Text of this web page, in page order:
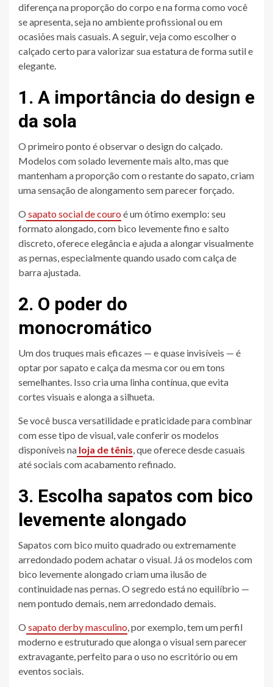
diferença na proporção do corpo e na forma como você
se apresenta, seja no ambiente profissional ou em
ocasiões mais casuais. A seguir, veja como escolher o
calçado certo para valorizar sua estatura de forma sutil e
elegante.
1. A importância do design e
da sola
O primeiro ponto é observar o design do calçado.
Modelos com solado levemente mais alto, mas que
mantenham a proporção com o restante do sapato, criam
uma sensação de alongamento sem parecer forçado.
O sapato social de couro é um ótimo exemplo: seu
formato alongado, com bico levemente fino e salto
discreto, oferece elegância e ajuda a alongar visualmente
as pernas, especialmente quando usado com calça de
barra ajustada.
2. O poder do
monocromático
Um dos truques mais eficazes — e quase invisíveis — é
optar por sapato e calça da mesma cor ou em tons
semelhantes. Isso cria uma linha contínua, que evita
cortes visuais e alonga a silhueta.
Se você busca versatilidade e praticidade para combinar
com esse tipo de visual, vale conferir os modelos
disponíveis na loja de tênis, que oferece desde casuais
até sociais com acabamento refinado.
3. Escolha sapatos com bico
levemente alongado
Sapatos com bico muito quadrado ou extremamente
arredondado podem achatar o visual. Já os modelos com
bico levemente alongado criam uma ilusão de
continuidade nas pernas. O segredo está no equilíbrio —
nem pontudo demais, nem arredondado demais.
O sapato derby masculino, por exemplo, tem um perfil
moderno e estruturado que alonga o visual sem parecer
extravagante, perfeito para o uso no escritório ou em
eventos sociais.